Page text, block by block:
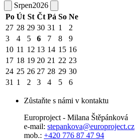
Srpen2026
Po Út St Čt Pá So Ne
27 28 29 30 31 1
2
3
4 5 6 7 8
9
10 11 12 13 14 15 16
17 18 19 20 21 22 23
24 25 26 27 28 29 30
31 1 2 3 4 5 6
Zůstaňte s námi v kontaktu
Europroject - Milana Štěpánková
e-mail: stepankova@europroject.cz
mob.: +420 776 87 47 94